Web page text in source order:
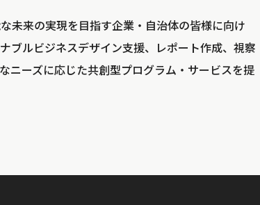
未来の実現を目指す企業・自治体の皆様に向け
ブルビジネスデザイン支援、レポート作成、視察
ニーズに応じた共創型プログラム・サービスを提